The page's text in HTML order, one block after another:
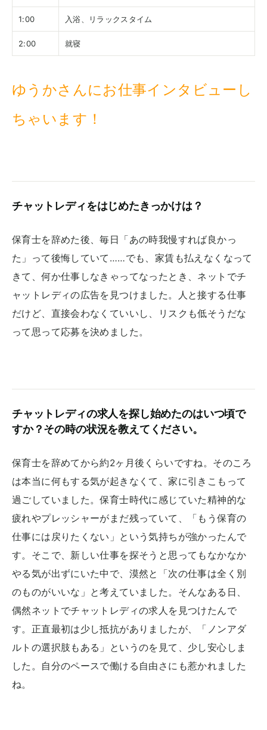
1:00 入浴、リラックスタイム
2:00 就寝
ゆうかさんにお仕事インタビューし
ちゃいます！
チャットレディをはじめたきっかけは？
保育士を辞めた後、毎日「あの時我慢すれば良かっ
た」って後悔していて……でも、家賃も払えなくなって
きて、何か仕事しなきゃってなったとき、ネットでチ
ャットレディの広告を見つけました。人と接する仕事
だけど、直接会わなくていいし、リスクも低そうだな
って思って応募を決めました。
チャットレディの求人を探し始めたのはいつ頃で
すか？その時の状況を教えてください。
保育士を辞めてから約2ヶ月後くらいですね。そのころ
は本当に何もする気が起きなくて、家に引きこもって
過ごしていました。保育士時代に感じていた精神的な
疲れやプレッシャーがまだ残っていて、「もう保育の
仕事には戻りたくない」という気持ちが強かったんで
す。そこで、新しい仕事を探そうと思ってもなかなか
やる気が出ずにいた中で、漠然と「次の仕事は全く別
のものがいいな」と考えていました。そんなある日、
偶然ネットでチャットレディの求人を見つけたんで
す。正直最初は少し抵抗がありましたが、「ノンアダ
ルトの選択肢もある」というのを見て、少し安心しま
した。自分のペースで働ける自由さにも惹かれました
ね。